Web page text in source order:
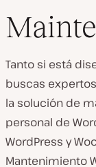
Tanto si está
buscas
la solución de
personal de
WordPress y
Mantenimiento